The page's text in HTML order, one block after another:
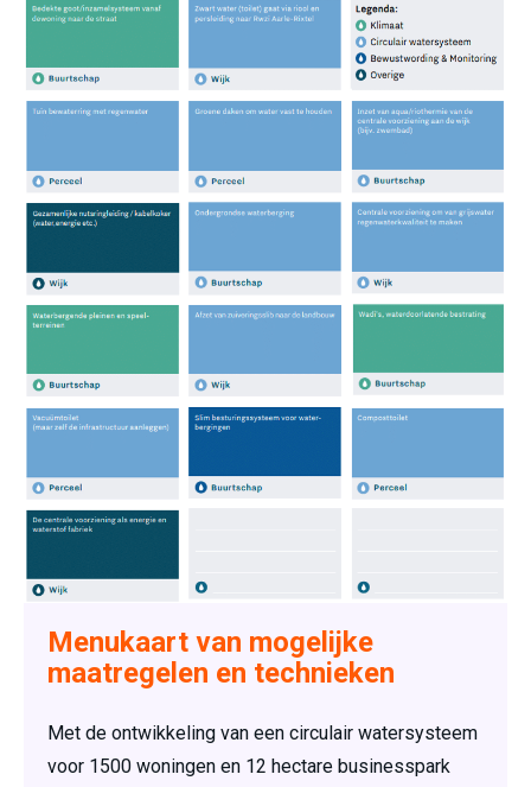
Menukaart van mogelijke
maatregelen en technieken
Met de ontwikkeling van een circulair watersysteem
voor 1500 woningen en 12 hectare businesspark